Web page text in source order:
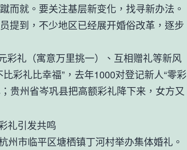
而就。要关注基层新变化，找寻新办法。
提到，不少地区已经展开婚俗改革，逐步
彩礼（寓意万里挑一）、互相赠礼等新风
彩礼比幸福”，去年1000对登记新人“零彩
贵州省岑巩县把高额彩礼降下来，女方又
州市临平区塘栖镇丁河村举办集体婚礼。